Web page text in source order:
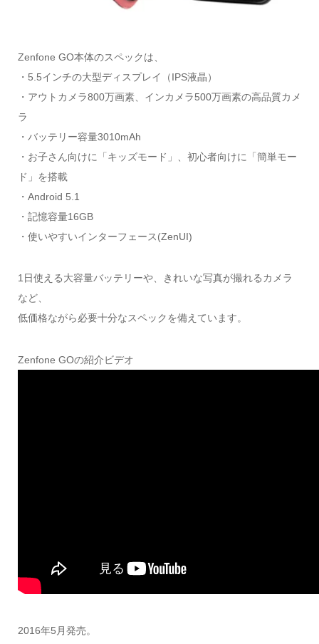
Zenfone GO本体のスペックは、
・5.5インチの大型ディスプレイ（IPS液晶）
・アウトカメラ800万画素、インカメラ500万画素の高品質カメ
ラ
・バッテリー容量3010mAh
・お子さん向けに「キッズモード」、初心者向けに「簡単モー
ド」を搭載
・Android 5.1
・記憶容量16GB
・使いやすいインターフェース(ZenUI)
1日使える大容量バッテリーや、きれいな写真が撮れるカメラ
など、
低価格ながら必要十分なスペックを備えています。
Zenfone GOの紹介ビデオ
2016年5月発売。